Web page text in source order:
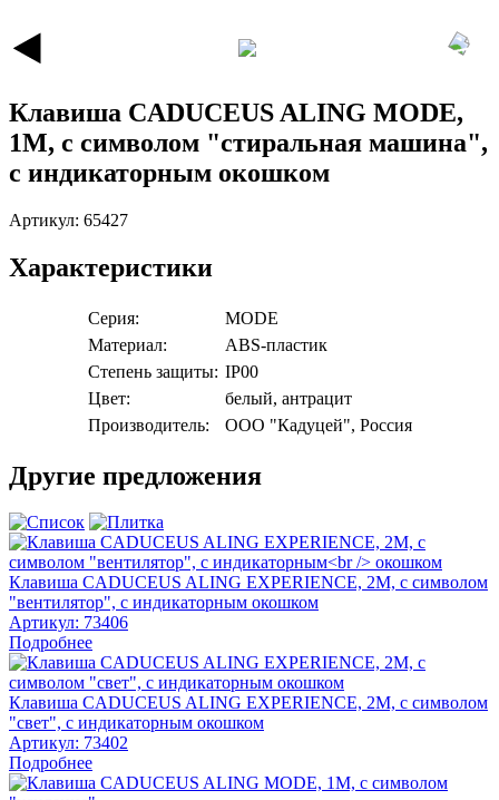
Клавиша CADUCEUS ALING MODE,
1М, с символом "стиральная машина",
с индикаторным окошком
Артикул: 65427
Характеристики
Серия:
MODE
Материал:
ABS-пластик
Степень защиты: IP00
Цвет:
белый, антрацит
Производитель:
ООО "Кадуцей", Россия
Другие предложения
Клавиша CADUCEUS ALING EXPERIENCE, 2М, с символом
"вентилятор", с индикаторным окошком
Артикул: 73406
Подробнее
Клавиша CADUCEUS ALING EXPERIENCE, 2М, с символом
"свет", с индикаторным окошком
Артикул: 73402
Подробнее